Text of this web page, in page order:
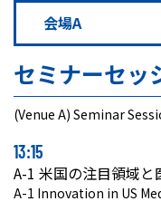
会場A
セミナーセッ
(Venue A) Seminar
13:15
A-1 米国の注目領域
A-1 Innovation in US